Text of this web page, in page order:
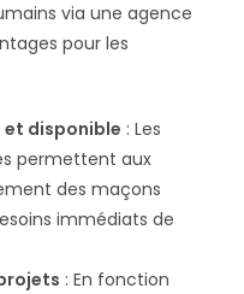
via une agence
pour les
et disponible : Les
permettent aux
des maçons
immédiats de
: En fonction